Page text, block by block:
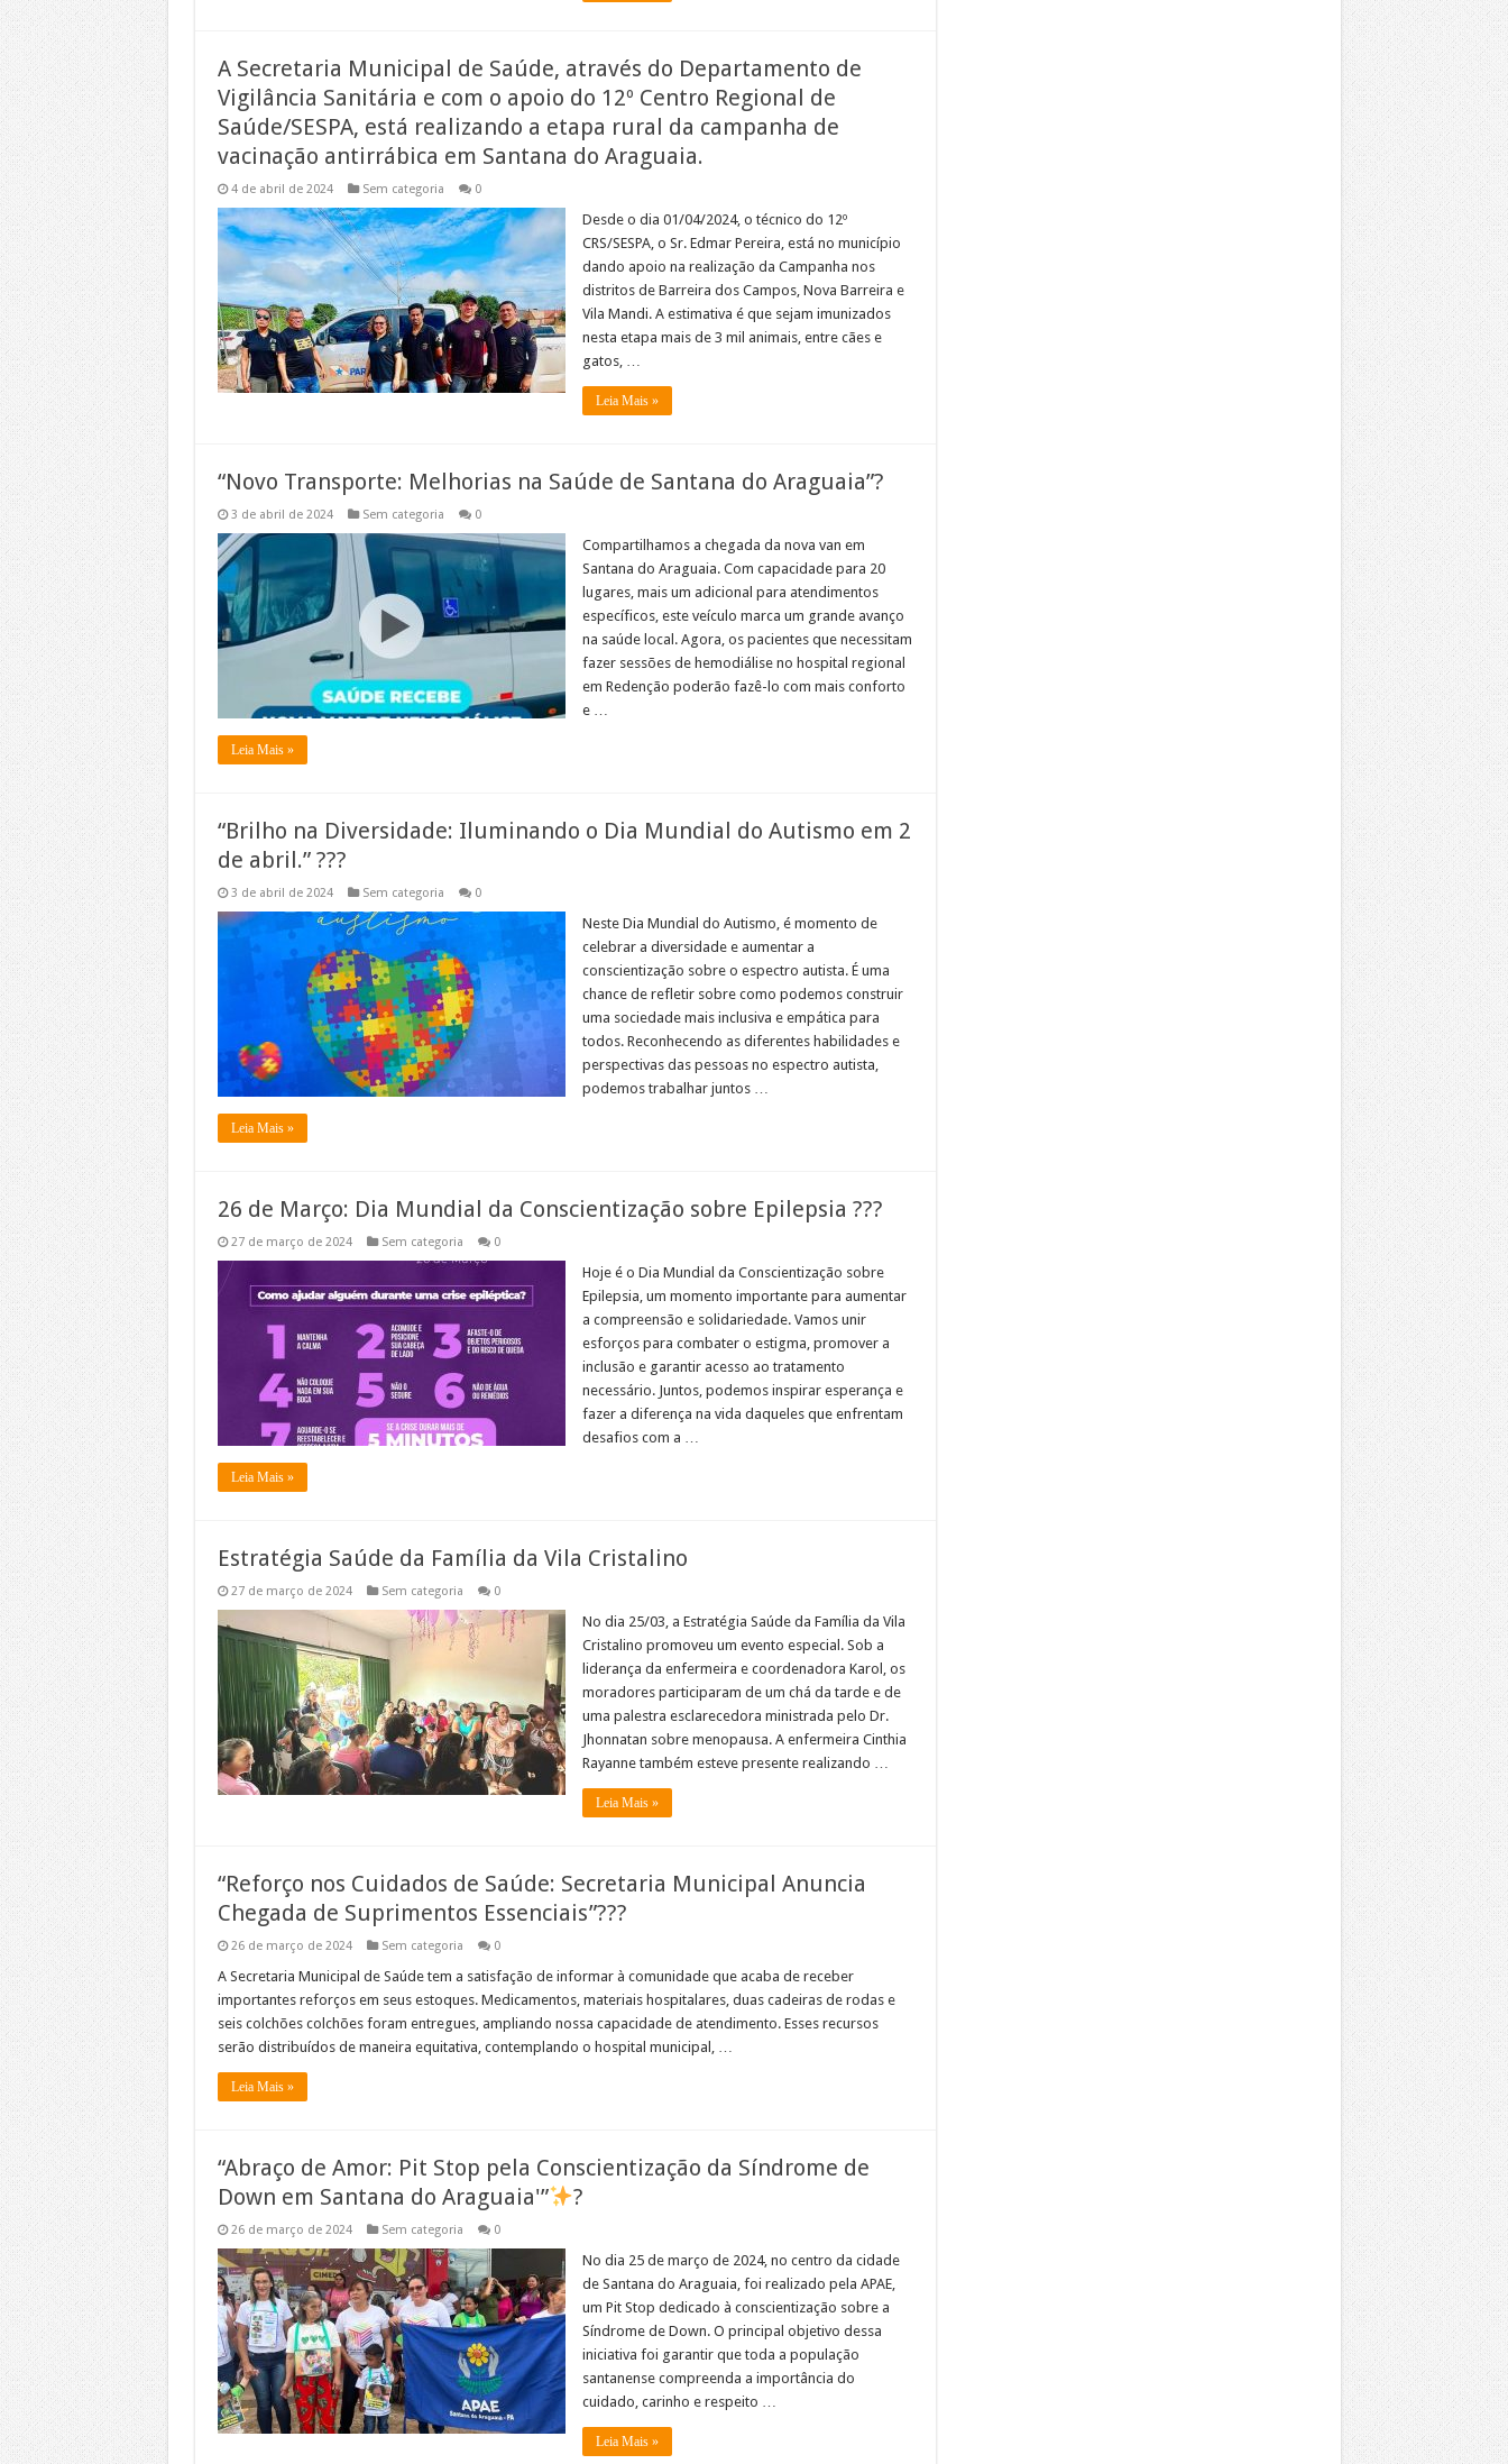
A Secretaria Municipal de Saúde, através do Departamento de
Vigilância Sanitária e com o apoio do 12º Centro Regional de
Saúde/SESPA, está realizando a etapa rural da campanha de
vacinação antirrábica em Santana do Araguaia.
4 de abril de 2024 Sem categoria 0
Desde o dia 01/04/2024, o técnico do 12º
CRS/SESPA, o Sr. Edmar Pereira, está no município
dando apoio na realização da Campanha nos
distritos de Barreira dos Campos, Nova Barreira e
Vila Mandi. A estimativa é que sejam imunizados
nesta etapa mais de 3 mil animais, entre cães e
gatos, …
Leia Mais »
“Novo Transporte: Melhorias na Saúde de Santana do Araguaia”?
3 de abril de 2024 Sem categoria 0
Compartilhamos a chegada da nova van em
Santana do Araguaia. Com capacidade para 20
lugares, mais um adicional para atendimentos
específicos, este veículo marca um grande avanço
na saúde local. Agora, os pacientes que necessitam
fazer sessões de hemodiálise no hospital regional
em Redenção poderão fazê-lo com mais conforto
e …
Leia Mais »
“Brilho na Diversidade: Iluminando o Dia Mundial do Autismo em 2
de abril.” ???
3 de abril de 2024 Sem categoria 0
Neste Dia Mundial do Autismo, é momento de
celebrar a diversidade e aumentar a
conscientização sobre o espectro autista. É uma
chance de refletir sobre como podemos construir
uma sociedade mais inclusiva e empática para
todos. Reconhecendo as diferentes habilidades e
perspectivas das pessoas no espectro autista,
podemos trabalhar juntos …
Leia Mais »
26 de Março: Dia Mundial da Conscientização sobre Epilepsia ???
27 de março de 2024 Sem categoria 0
Hoje é o Dia Mundial da Conscientização sobre
Epilepsia, um momento importante para aumentar
a compreensão e solidariedade. Vamos unir
esforços para combater o estigma, promover a
inclusão e garantir acesso ao tratamento
necessário. Juntos, podemos inspirar esperança e
fazer a diferença na vida daqueles que enfrentam
desafios com a …
Leia Mais »
Estratégia Saúde da Família da Vila Cristalino
27 de março de 2024 Sem categoria 0
No dia 25/03, a Estratégia Saúde da Família da Vila
Cristalino promoveu um evento especial. Sob a
liderança da enfermeira e coordenadora Karol, os
moradores participaram de um chá da tarde e de
uma palestra esclarecedora ministrada pelo Dr.
Jhonnatan sobre menopausa. A enfermeira Cinthia
Rayanne também esteve presente realizando …
Leia Mais »
“Reforço nos Cuidados de Saúde: Secretaria Municipal Anuncia
Chegada de Suprimentos Essenciais”??️?
26 de março de 2024 Sem categoria 0
A Secretaria Municipal de Saúde tem a satisfação de informar à comunidade que acaba de receber
importantes reforços em seus estoques. Medicamentos, materiais hospitalares, duas cadeiras de rodas e
seis colchões colchões foram entregues, ampliando nossa capacidade de atendimento. Esses recursos
serão distribuídos de maneira equitativa, contemplando o hospital municipal, …
Leia Mais »
“Abraço de Amor: Pit Stop pela Conscientização da Síndrome de
Down em Santana do Araguaia'”
?
26 de março de 2024 Sem categoria 0
No dia 25 de março de 2024, no centro da cidade
de Santana do Araguaia, foi realizado pela APAE,
um Pit Stop dedicado à conscientização sobre a
Síndrome de Down. O principal objetivo dessa
iniciativa foi garantir que toda a população
santanense compreenda a importância do
cuidado, carinho e respeito …
Leia Mais »